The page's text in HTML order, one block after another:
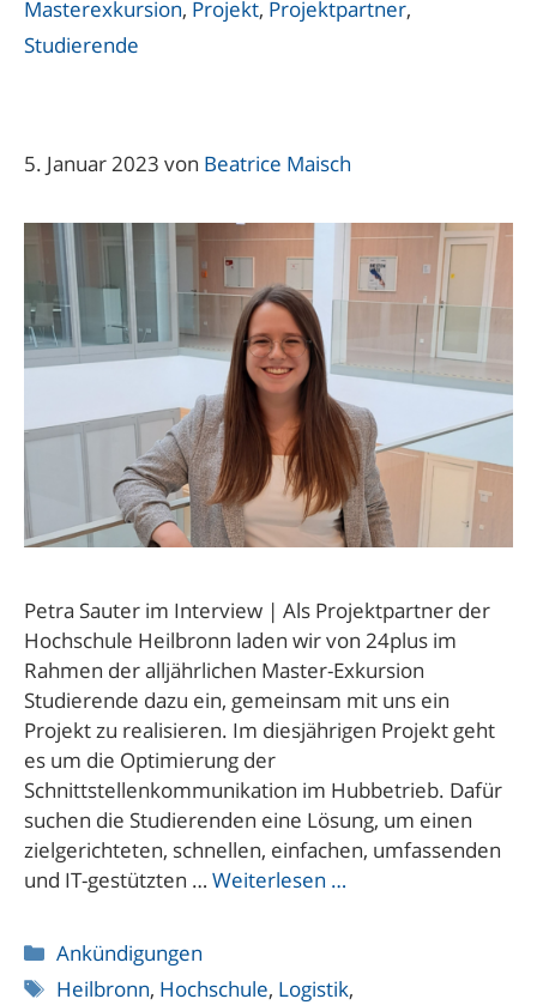
Masterexkursion, Projekt, Projektpartner,
Studierende
5. Januar 2023 von Beatrice Maisch
Petra Sauter im Interview | Als Projektpartner der
Hochschule Heilbronn laden wir von 24plus im
Rahmen der alljährlichen Master-Exkursion
Studierende dazu ein, gemeinsam mit uns ein
Projekt zu realisieren. Im diesjährigen Projekt geht
es um die Optimierung der
Schnittstellenkommunikation im Hubbetrieb. Dafür
suchen die Studierenden eine Lösung, um einen
zielgerichteten, schnellen, einfachen, umfassenden
und IT-gestützten … Weiterlesen …
Kategorien
Ankündigungen
Schlagwörter
Heilbronn, Hochschule, Logistik,